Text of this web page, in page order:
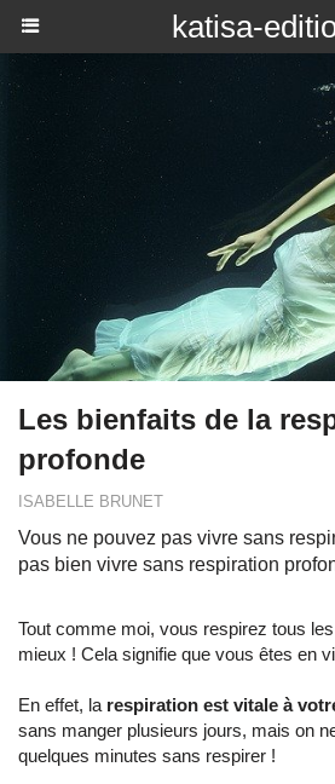
katisa-
Les bienfaits de la
profonde
ISABELLE BRUNET
Vous ne pouvez pas vivre sans
pas bien vivre sans respiration
Tout comme moi, vous respirez tous
mieux ! Cela signifie que vous êtes en
En effet, la respiration est vitale à
sans manger plusieurs jours, mais on
quelques minutes sans respirer !